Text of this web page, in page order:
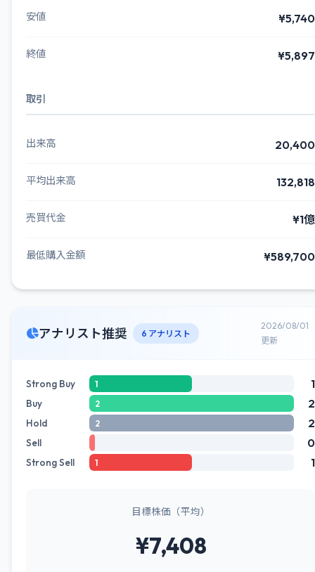
安値 ¥5,740
終値 ¥5,897
取引
出来高 20,400
平均出来高 132,818
売買代金 ¥1億
最低購入金額 ¥589,700
アナリスト推奨 6 アナリスト
2026/08/01
更新
Strong Buy 1 1
Buy 2 2
Hold 2 2
Sell 0
Strong Sell 1 1
目標株価（平均）
¥7,408